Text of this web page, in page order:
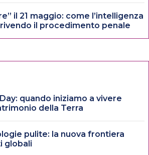
il 21 maggio: come l’intelligenza
il procedimento penale
quando iniziamo a vivere
della Terra
pulite: la nuova frontiera
globali